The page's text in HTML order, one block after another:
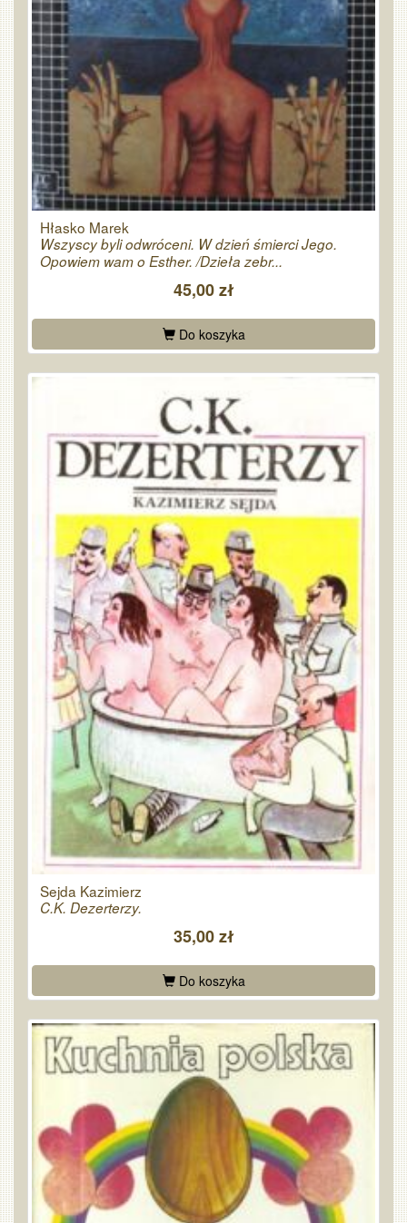
Hłasko Marek
Wszyscy byli odwróceni. W dzień śmierci Jego.
Opowiem wam o Esther. /Dzieła zebr...
45,00 zł
Do koszyka
Sejda Kazimierz
C.K. Dezerterzy.
35,00 zł
Do koszyka